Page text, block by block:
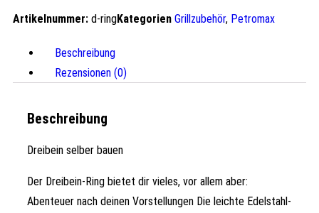
Artikelnummer: d-ringKategorien Grillzubehör, Petromax
Beschreibung
Rezensionen (0)
Beschreibung
Dreibein selber bauen
Der Dreibein-Ring bietet dir vieles, vor allem aber:
Abenteuer nach deinen Vorstellungen Die leichte Edelstahl-